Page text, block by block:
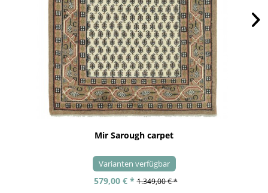
Mir Sarough carpet
Varianten verfügbar
579,00 € * 1.349,00 € *